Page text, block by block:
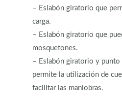
– Eslabón giratorio que
carga.
– Eslabón giratorio que
mosquetones.
– Eslabón giratorio y punto
permite la utilización de
facilitar las maniobras.